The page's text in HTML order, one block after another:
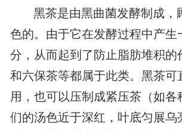
黑茶是由黑曲菌发酵制成，
色的。由于它在发酵过程中产生
分，从而起到了防止脂肪堆积的
和六保茶等都属于此类。黑茶可
用，也可以压制成紧压茶（如各
们的汤色近于深红，叶底匀展乌